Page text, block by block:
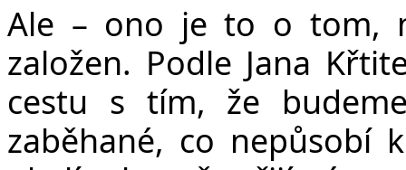
Ale – ono je to o tom,
založen. Podle Jana
cestu s tím, že
zaběhané, co nepůsobí